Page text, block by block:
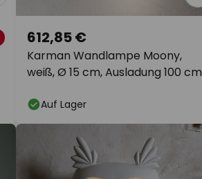
Karman Wandlampe Moony,
weiß, Ø 15 cm, Ausladung 100 cm
612,85 €
Auf Lager